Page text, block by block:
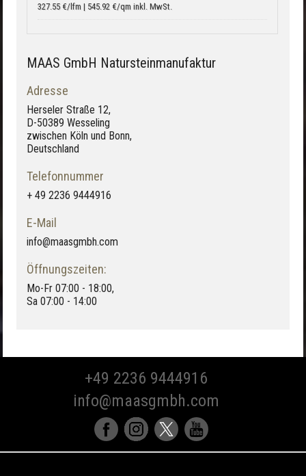
327.55 €/lfm | 545.92 €/qm inkl. MwSt.
MAAS GmbH Natursteinmanufaktur
Adresse
Herseler Straße 12,
D-50389 Wesseling
zwischen Köln und Bonn,
Deutschland
Telefonnummer
+ 49 2236 9444916
E-Mail
info@maasgmbh.com
Öffnungszeiten:
Mo-Fr 07:00 - 18:00,
Sa 07:00 - 14:00
+49 2236 9444916
info@maasgmbh.com